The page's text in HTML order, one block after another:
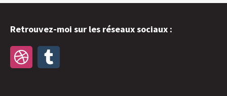
Retrouvez-moi sur les réseaux sociaux :